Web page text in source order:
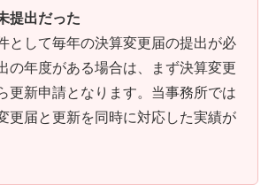
提出だった
として毎年の決算変更届の提出が必
の年度がある場合は、まず決算変更
更新申請となります。当事務所では
更届と更新を同時に対応した実績が